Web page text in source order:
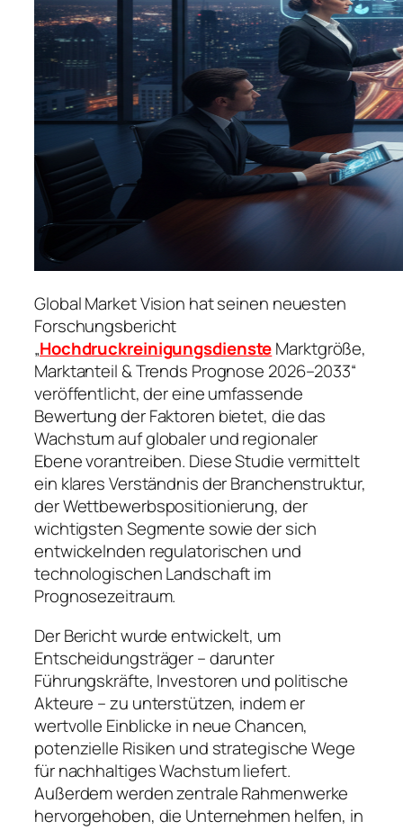
Global Market Vision hat seinen neuesten
Forschungsbericht
„HochdruckreinigungsdiensteMarktgröße,
Marktanteil & Trends Prognose 2026–2033“
veröffentlicht, der eine umfassende
Bewertung der Faktoren bietet, die das
Wachstum auf globaler und regionaler
Ebene vorantreiben. Diese Studie vermittelt
ein klares Verständnis der Branchenstruktur,
der Wettbewerbspositionierung, der
wichtigsten Segmente sowie der sich
entwickelnden regulatorischen und
technologischen Landschaft im
Prognosezeitraum.
Der Bericht wurde entwickelt, um
Entscheidungsträger – darunter
Führungskräfte, Investoren und politische
Akteure – zu unterstützen, indem er
wertvolle Einblicke in neue Chancen,
potenzielle Risiken und strategische Wege
für nachhaltiges Wachstum liefert.
Außerdem werden zentrale Rahmenwerke
hervorgehoben, die Unternehmen helfen, in